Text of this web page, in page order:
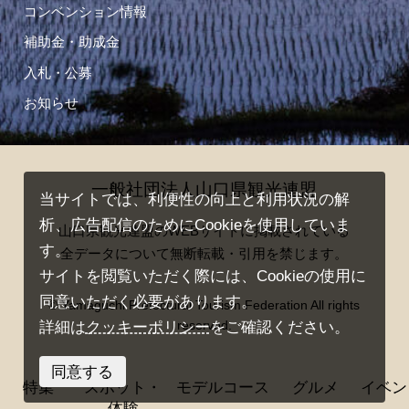
コンベンション情報
補助金・助成金
入札・公募
お知らせ
一般社団法人山口県観光連盟
山口県観光連盟のWEBサイトに掲載されている
全データについて無断転載・引用を禁じます。
© Yamaguchi Prefectural Tourism Federation All rights
reserved.
特集
スポット・
モデルコース グルメ イベ
当サイトでは、利便性の向上と利用状況の解
析、広告配信のためにCookieを使用していま
す。
サイトを閲覧いただく際には、Cookieの使用に
同意いただく必要があります。
詳細はクッキーポリシーをご確認ください。
同意する